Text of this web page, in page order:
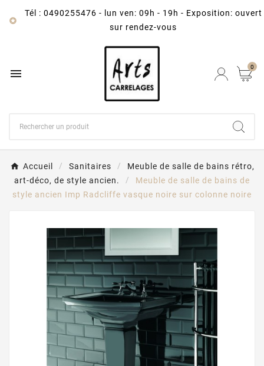

Tél : 0490255476 -
lun ven: 09h - 19h - Exposition: ouvert
sur rendez-vous
 0
Accueil Sanitaires
Meuble de salle de bains rétro,
art-déco, de style ancien.
Meuble de salle de bains de
style ancien Imp Radcliffe vasque noire sur colonne noire